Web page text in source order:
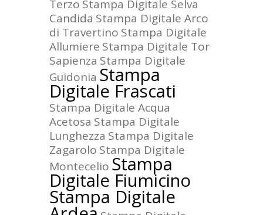
Terzo Stampa Digitale Selva
Candida Stampa Digitale Arco
di Travertino Stampa Digitale
Allumiere Stampa Digitale Tor
Sapienza Stampa Digitale
Guidonia Stampa
Digitale Frascati
Stampa Digitale Acqua
Acetosa Stampa Digitale
Lunghezza Stampa Digitale
Zagarolo Stampa Digitale
Montecelio Stampa
Digitale Fiumicino
Stampa Digitale